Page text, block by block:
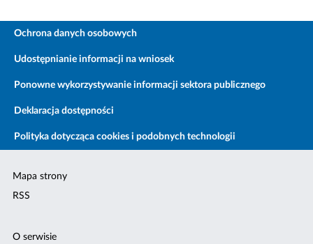
Ochrona danych osobowych
Udostępnianie informacji na wniosek
Ponowne wykorzystywanie informacji sektora publicznego
Deklaracja dostępności
Polityka dotycząca cookies i podobnych technologii
Mapa strony
RSS
O serwisie